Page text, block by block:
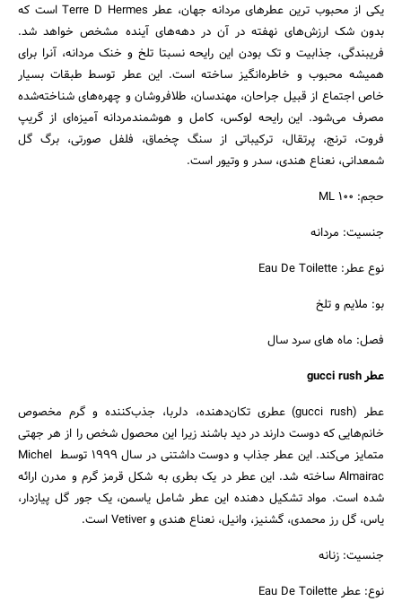
جستجو
یکی از محبوب ترین عطرهای مردانه جهان، عطر Terre D Hermes است که
بدون شک ارزش‌های نهفته در آن در دهه‌های آینده مشخص خواهد شد.
فریبندگی، جذابیت و تک بودن این رایحه نسبتا تلخ و خنک مردانه، آنرا برای
همیشه محبوب و خاطره‌انگیز ساخته است. این عطر توسط طبقات بسیار
خاص اجتماع از قبیل جراحان، مهندسان، طلافروشان و چهره‌های شناخته‌شده
مصرف می‌شود. این رایحه لوکس، کامل و هوشمندمردانه آمیزه‌ای از گریپ
فروت، ترنج، پرتقال، ترکیباتی از سنگ چخماق، فلفل صورتی، برگ گل
شمعدانی، نعناع هندی، سدر و وتیور است.
حجم: 100 ML
جنسیت: مردانه
نوع عطر: Eau De Toilette
بو: ملایم و تلخ
فصل: ماه های سرد سال
عطر gucci rush
عطر (gucci rush)
عطری تکان‌دهنده، دلربا، جذب‌کننده و گرم مخصوص
خانم‌هایی که دوست دارند در دید باشند زیرا این محصول شخص را از هر جهتی
متمایز می‌کند. این عطر جذاب و دوست داشتنی در سال 1999 توسط Michel
Almairac ساخته شد. این عطر در یک بطری به شکل قرمز گرم و مدرن ارائه
شده است. مواد تشکیل دهنده این عطر شامل یاسمن، یک جور گل پیازدار،
یاس، گل رز محمدی، گشنیز، وانیل، نعناع هندی و Vetiver است.
جنسیت: زنانه
نوع: عطر Eau De Toilette